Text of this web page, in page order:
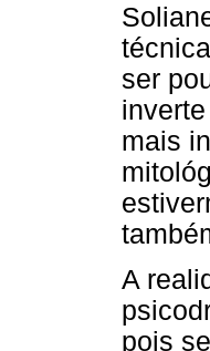
ser
mais
A
pois